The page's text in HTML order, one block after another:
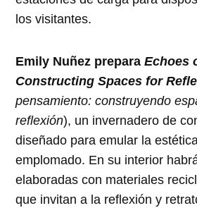
los visitantes.
Emily Nuñez preparaEchoes
Constructing Spaces for
pensamiento: construyendo
reflexión), un invernadero de
diseñado para emular la
emplomado. En su interior
elaboradas con materiales
que invitan a la reflexión y